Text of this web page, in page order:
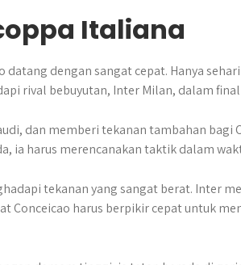
Italiana
dengan sangat cepat. Hanya
rival bebuyutan, Inter Milan, dalam
dan memberi tekanan tambahan bagi
ia harus merencanakan taktik dalam
tekanan yang sangat berat. Inter
Conceicao harus berpikir cepat untuk